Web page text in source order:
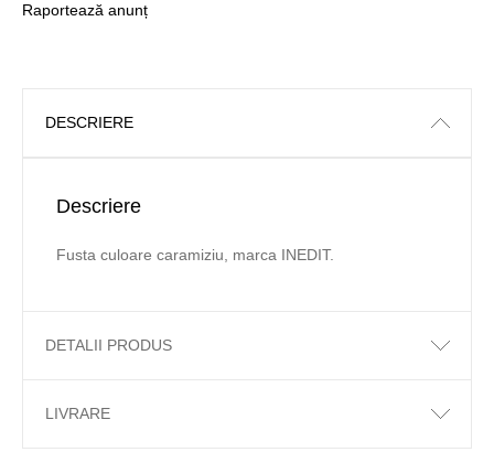
Raportează anunț
DESCRIERE
Descriere
Fusta culoare caramiziu, marca INEDIT.
DETALII PRODUS
LIVRARE